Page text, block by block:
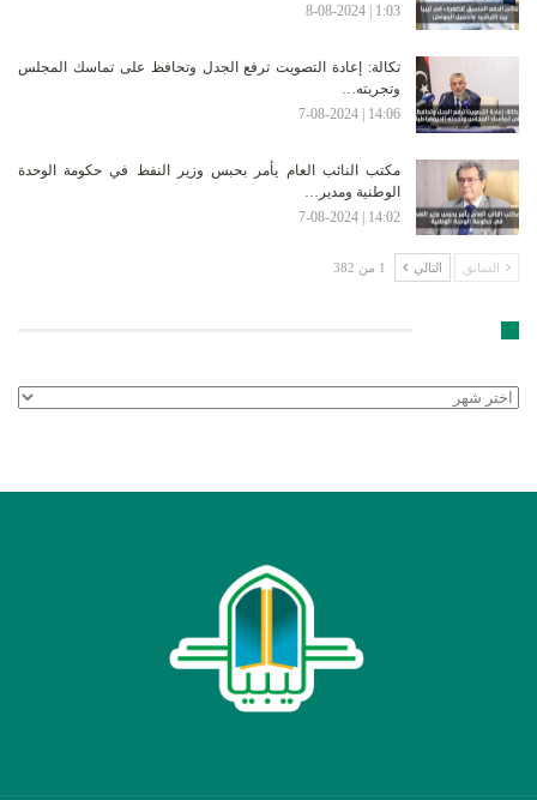
1:03 | 8-08-2024
تكالة: إعادة التصويت ترفع الجدل وتحافظ على تماسك المجلس
وتجربته…
14:06 | 7-08-2024
مكتب النائب العام يأمر بحبس وزير النفط في حكومة الوحدة
الوطنية ومدير…
14:02 | 7-08-2024
السابق التالي 1 من 382
الأرشيف